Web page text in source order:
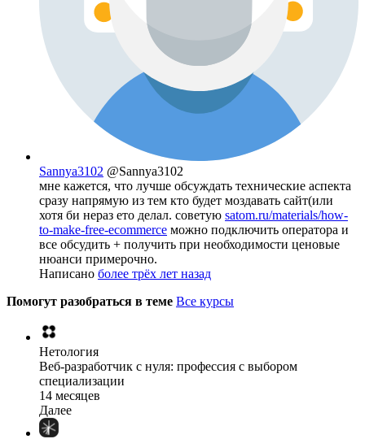
Sannya3102 @Sannya3102
мне кажется, что лучше обсуждать технические аспекта
сразу напрямую из тем кто будет моздавать сайт(или
хотя би нераз ето делал. советую satom.ru/materials/how-
to-make-free-ecommerce можно подключить оператора и
все обсудить + получить при необходимости ценовые
нюанси примерочно.
Написано более трёх лет назад
Помогут разобраться в теме Все курсы
Нетология
Веб-разработчик с нуля: профессия с выбором
специализации
14 месяцев
Далее